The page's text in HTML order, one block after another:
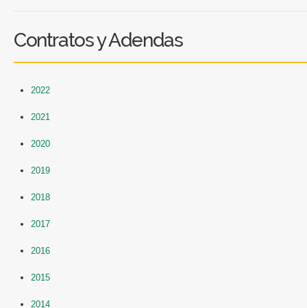
Contratos y Adendas
2022
2021
2020
2019
2018
2017
2016
2015
2014